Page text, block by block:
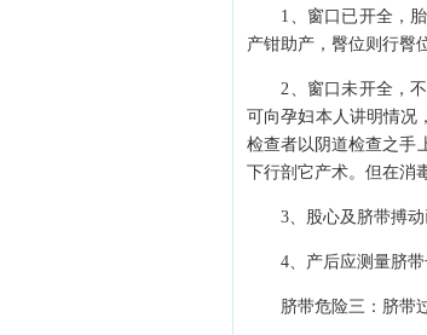
1、窗口已开全，胎
产钳助产，臀位则行臀
2、窗口未开全，不
可向孕妇本人讲明情况
检查者以阴道检查之手
下行剖它产术。但在消
3、股心及脐带搏动
4、产后应测量脐带
脐带危险三：脐带